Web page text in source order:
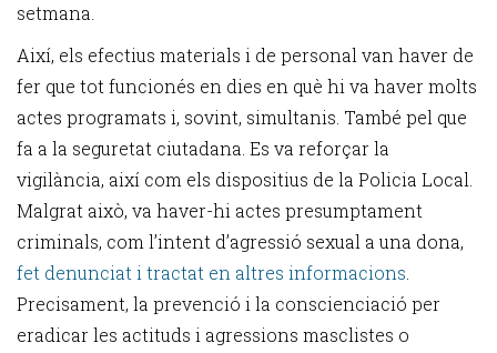
setmana.
Així, els efectius materials i de personal van haver de
fer que tot funcionés en dies en què hi va haver molts
actes programats i, sovint, simultanis. També pel que
fa a la seguretat ciutadana. Es va reforçar la
vigilància, així com els dispositius de la Policia Local.
Malgrat això, va haver-hi actes presumptament
criminals, com l’intent d’agressió sexual a una dona,
fet denunciat i tractat en altres informacions
Precisament, la prevenció i la conscienciació per
eradicar les actituds i agressions masclistes o